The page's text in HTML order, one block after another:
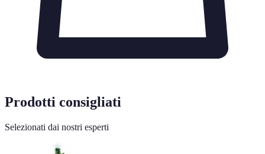
Prodotti consigliati
Selezionati dai nostri esperti